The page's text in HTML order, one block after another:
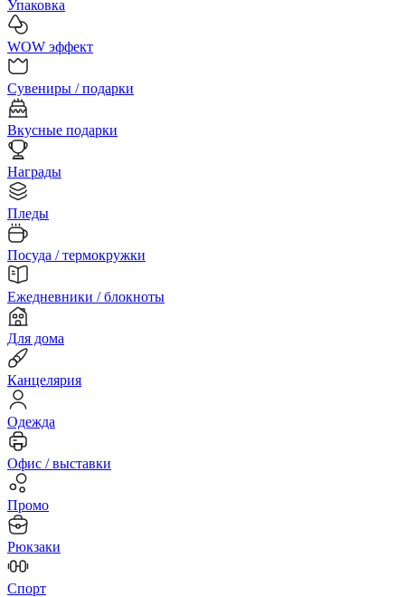
Упаковка
WOW эффект
Сувениры / подарки
Вкусные подарки
Награды
Пледы
Посуда / термокружки
Ежедневники / блокноты
Для дома
Канцелярия
Одежда
Офис / выставки
Промо
Рюкзаки
Спорт